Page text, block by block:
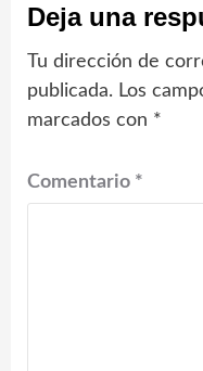
Deja una
Tu dirección de
publicada. Los
marcados con *
Comentario *